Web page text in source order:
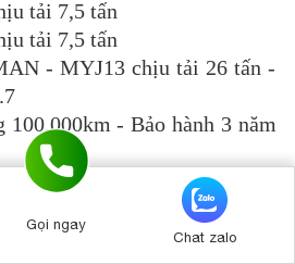
tải 7,5 tấn
tải 7,5 tấn
- MYJ13 chịu tải 26 tấn -
100.000km - Bảo hành 3 năm
Gọi ngay
Chat zalo